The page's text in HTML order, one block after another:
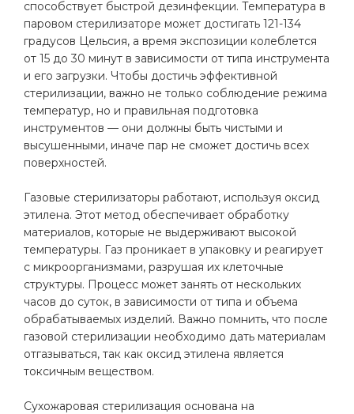
способствует быстрой дезинфекции. Температура в
паровом стерилизаторе может достигать 121-134
градусов Цельсия, а время экспозиции колеблется
от 15 до 30 минут в зависимости от типа инструмента
и его загрузки. Чтобы достичь эффективной
стерилизации, важно не только соблюдение режима
температур, но и правильная подготовка
инструментов — они должны быть чистыми и
высушенными, иначе пар не сможет достичь всех
поверхностей.
Газовые стерилизаторы работают, используя оксид
этилена. Этот метод обеспечивает обработку
материалов, которые не выдерживают высокой
температуры. Газ проникает в упаковку и реагирует
с микроорганизмами, разрушая их клеточные
структуры. Процесс может занять от нескольких
часов до суток, в зависимости от типа и объема
обрабатываемых изделий. Важно помнить, что после
газовой стерилизации необходимо дать материалам
отгазываться, так как оксид этилена является
токсичным веществом.
Сухожаровая стерилизация основана на